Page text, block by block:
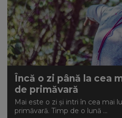
Încă o zi până la cea
de primăvară
Mai este o zi și intri în cea mai
primăvară. Timp de o lună ...